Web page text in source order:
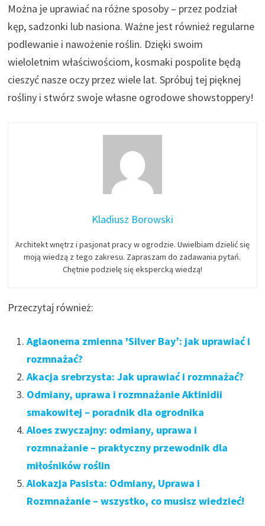
Można je uprawiać na różne sposoby – przez podział
kęp, sadzonki lub nasiona. Ważne jest również regularne
podlewanie i nawożenie roślin. Dzięki swoim
wieloletnim właściwościom, kosmaki pospolite będą
cieszyć nasze oczy przez wiele lat. Spróbuj tej pięknej
rośliny i stwórz swoje własne ogrodowe showstoppery!
Kladiusz Borowski
Architekt wnętrz i pasjonat pracy w ogrodzie. Uwielbiam dzielić się
moją wiedzą z tego zakresu. Zapraszam do zadawania pytań.
Chętnie podzielę się ekspercką wiedzą!
Przeczytaj również:
Aglaonema zmienna 'Silver Bay’: jak uprawiać i
rozmnażać?
Akacja srebrzysta: Jak uprawiać i rozmnażać?
Odmiany, uprawa i rozmnażanie Aktinidii
smakowitej – poradnik dla ogrodnika
Aloes zwyczajny: odmiany, uprawa i
rozmnażanie – praktyczny przewodnik dla
miłośników roślin
Alokazja Pasista: Odmiany, Uprawa i
Rozmnażanie – wszystko, co musisz wiedzieć!